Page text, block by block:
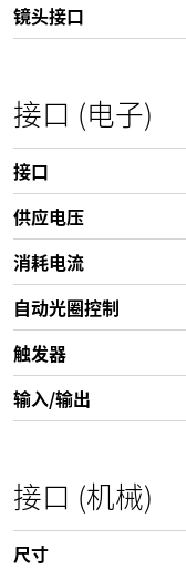
镜头接口
接口 (电子)
接口
供应电压
消耗电流
自动光圈控制
触发器
输入/输出
接口 (机械)
尺寸